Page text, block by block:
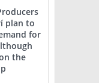
plan to
for
the